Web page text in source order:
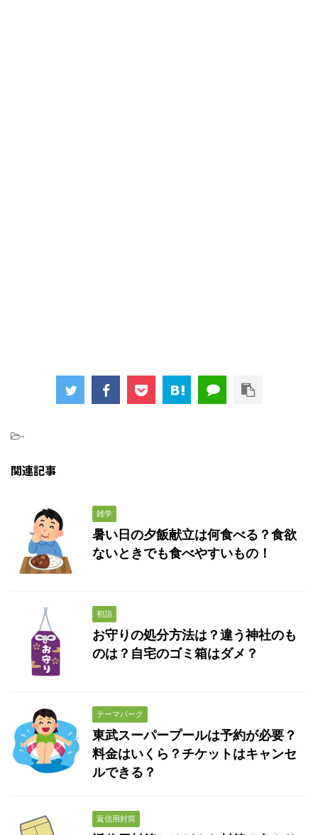
-
関連記事
雑学
暑い日の夕飯献立は何食べる？食欲
ないときでも食べやすいもの！
初詣
お守りの処分方法は？違う神社のも
のは？自宅のゴミ箱はダメ？
テーマパーク
東武スーパープールは予約が必要？
料金はいくら？チケットはキャンセ
ルできる？
返信用封筒